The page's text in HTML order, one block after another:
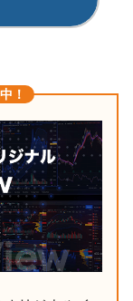
！